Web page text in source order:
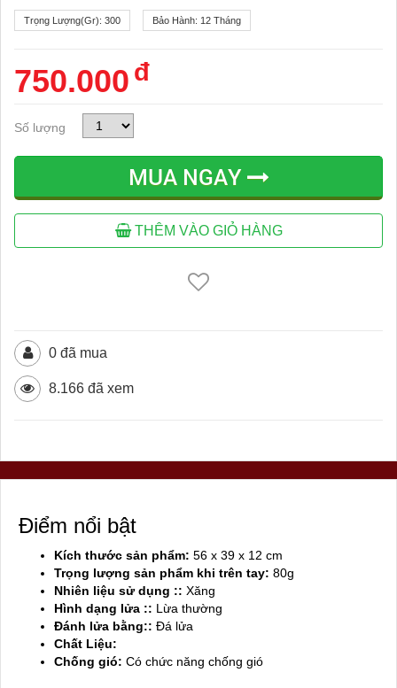
Trọng Lượng(gr): 300 Bảo Hành: 12 Tháng
750.000 đ
Số lượng
MUA NGAY
THÊM VÀO GIỎ HÀNG
0 đã mua
8.166 đã xem
Điểm nổi bật
Kích thước sản phẩm: 56 x 39 x 12 cm
Trọng lượng sản phẩm khi trên tay: 80g
Nhiên liệu sử dụng :: Xăng
Hình dạng lửa :: Lừa thường
Đánh lửa bằng:: Đá lửa
Chất Liệu:
Chống gió: Có chức năng chống gió